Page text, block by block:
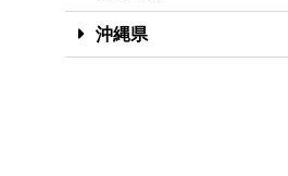
沖縄県